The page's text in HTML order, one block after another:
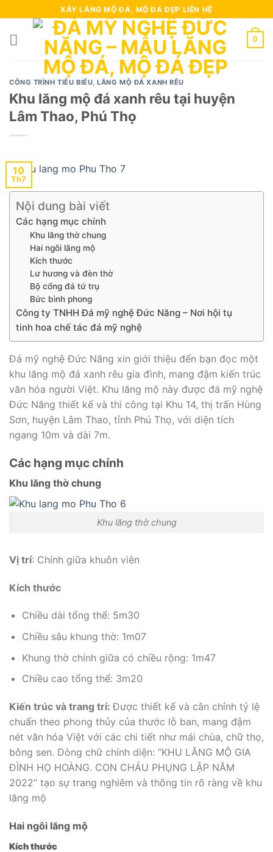
to
content
XÂY LĂNG MỘ ĐÁ, MỘ ĐÁ ĐẸP LIÊN HỆ
0
CÔNG TRÌNH TIÊU BIỂU,LĂNG MỘ ĐÁ XANH RÊU
Khu lăng mộ đá xanh rêu tại huyện
Lâm Thao, Phú Thọ
10
Th7
Nội dung bài viết
Các hạng mục chính
Khu lăng thờ chung
Hai ngôi lăng mộ
Kích thước
Lư hương và đèn thờ
Bộ cổng đá tứ trụ
Bức bình phong
Công ty TNHH Đá mỹ nghệ Đức Năng – Nơi hội tụ
tinh hoa chế tác đá mỹ nghệ
Đá mỹ nghệ Đức Năng xin giới thiệu đến bạn đọc một
khu lăng mộ đá xanh rêu gia đình, mang đậm kiến trúc
văn hóa người Việt. Khu lăng mộ này được đá mỹ nghệ
Đức Năng thiết kế và thi công tại Khu 14, thị trấn Hùng
Sơn, huyện Lâm Thao, tỉnh Phú Thọ, với diện tích
ngang 10m và dài 7m.
Các hạng mục chính
Khu lăng thờ chung
Khu lăng thờ chung
Vị trí: Chính giữa khuôn viên
Kích thước
Chiều dài tổng thể: 5m30
Chiều sâu khung thờ: 1m07
Khung thờ chính giữa có chiều rộng: 1m47
Chiều cao tổng thể: 3m20
Kiến trúc và trang trí:Được thiết kế và cân chỉnh tỷ lệ
chuẩn theo phong thủy của thước lỗ ban, mang đậm
nét văn hóa Việt với các chi tiết như mái chùa, chữ thọ,
bông sen. Dòng chữ chính diện: “KHU LĂNG MỘ GIA
ĐÌNH HỌ HOÀNG. CON CHÁU PHỤNG LẬP NĂM
2022” tạo sự trang nghiêm và thông tin rõ ràng về khu
lăng mộ
Hai ngôi lăng mộ
Kích thước